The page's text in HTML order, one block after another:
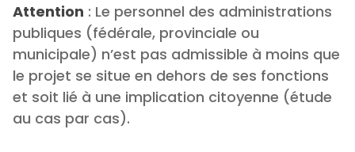
Attention : Le personnel des administrations
publiques (fédérale, provinciale ou
municipale) n’est pas admissible à moins que
le projet se situe en dehors de ses fonctions
et soit lié à une implication citoyenne (étude
au cas par cas).